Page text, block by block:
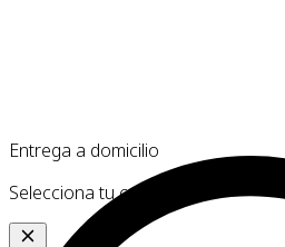
Entrega a domicilio
Selecciona tu comuna